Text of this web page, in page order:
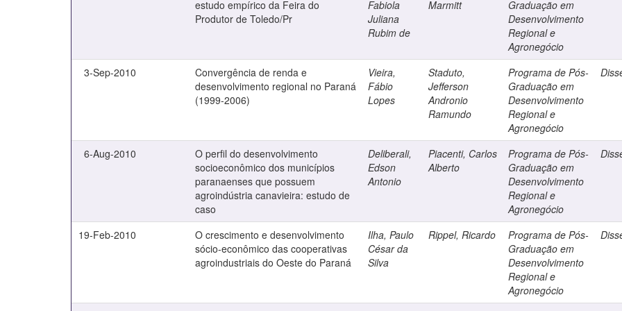
estudo empírico da Feira do
Produtor de Toledo/Pr
Fabiola
Juliana
Rubim de
Marmitt
Graduação em
Desenvolvimento
Regional e
Agronegócio
3-Sep-2010
Convergência de renda e
desenvolvimento regional no Paraná
(1999-2006)
Vieira,
Fábio
Lopes
Staduto,
Jefferson
Andronio
Ramundo
Programa de Pós-
Graduação em
Desenvolvimento
Regional e
Agronegócio
6-Aug-2010
O perfil do desenvolvimento
socioeconômico dos municípios
paranaenses que possuem
agroindústria canavieira: estudo de
caso
Deliberali,
Edson
Antonio
Piacenti, Carlos
Alberto
Programa de Pós-
Graduação em
Desenvolvimento
Regional e
Agronegócio
19-Feb-2010
O crescimento e desenvolvimento
sócio-econômico das cooperativas
agroindustriais do Oeste do Paraná
Ilha, Paulo
César da
Silva
Rippel, Ricardo
Programa de Pós-
Graduação em
Desenvolvimento
Regional e
Agronegócio